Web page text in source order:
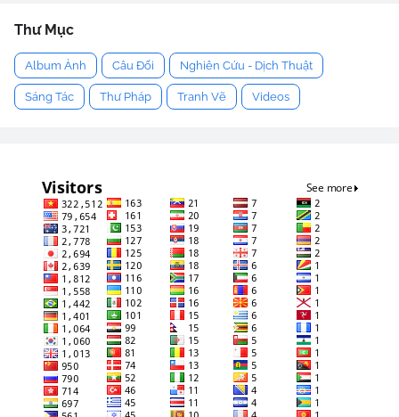
Thư Mục
Album Ảnh Câu Đối Nghiên Cứu - Dịch Thuật
Sáng Tác Thư Pháp Tranh Vẽ Videos